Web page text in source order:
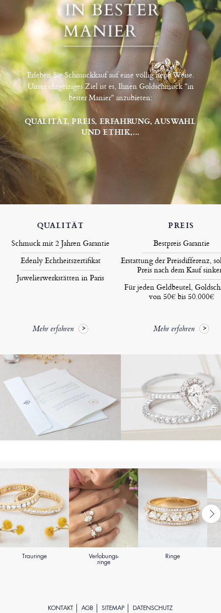
Erleben Sie Schmuckkauf auf eine völlig neue Weise.
Unser ehrgeiziges Ziel ist es, Ihnen Goldschmuck "in
bester Manier" anzubieten:
QUALITÄT, PREIS, ERFAHRUNG, AUSWAHL
UND ETHIK,...
QUALITÄT
Schmuck mit 2 Jahren Garantie
Edenly Echtheitszertifikat
Juwelierwerkstätten in Paris
Mehr erfahren
PREIS
Bestpreis Garantie
Erstattung der Preisdifferenz,
Preis nach dem Kauf
Für jeden Geldbeutel,
von 50€ bis 50.000€
Mehr erfahren
Trauringe Verlobungs-
ringe
Ringe
KONTAKT AGB SITEMAP DATENSCHUTZ